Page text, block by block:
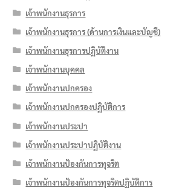
เจ้าพนักงานธุรการ
เจ้าพนักงานธุรการ (ด้านการเงินและบัญชี)
เจ้าพนักงานธุรการปฏิบัติงาน
เจ้าพนักงานบุคคล
เจ้าพนักงานปกครอง
เจ้าพนักงานปกครองปฏิบัติการ
เจ้าพนักงานประปา
เจ้าพนักงานประปาปฏิบัติงาน
เจ้าพนักงานป้องกันการทุจริต
เจ้าพนักงานป้องกันการทุจริตปฏิบัติการ